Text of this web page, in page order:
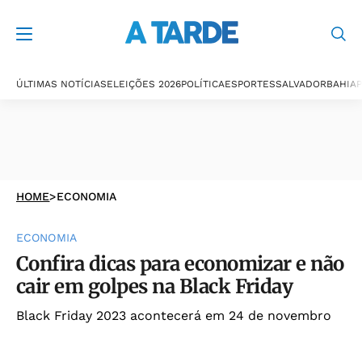
ÚLTIMAS NOTÍCIASELEIÇÕES 2026POLÍTICAESPORTESSALVADORBAHIA
HOME>ECONOMIA
ECONOMIA
Confira dicas para economizar e não
cair em golpes na Black Friday
Black Friday 2023 acontecerá em 24 de novembro